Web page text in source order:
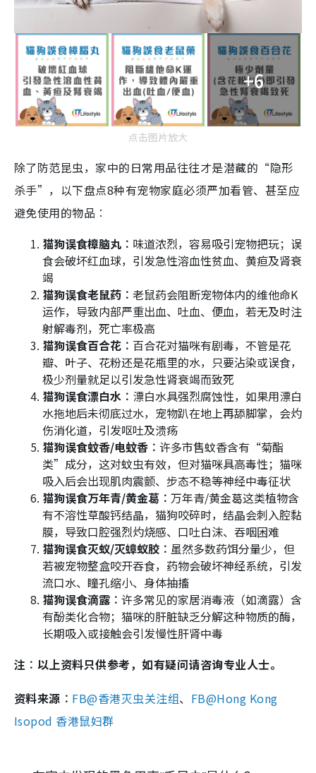
+6
点击图片放大
除了防范昆虫，家中的日常用品往往才是潜藏的“隐形
杀手”，以下盘点8种有宠物家庭必须严加看管、甚至应
避免使用的物品︰
猫狗误食樟脑丸︰ 味道浓烈，容易吸引宠物把玩；误
食会破坏红血球，引发急性溶血性贫血、黄疸及肾衰
竭
猫狗误食老鼠药︰ 老鼠药会阻断宠物体内的维他命K
运作，导致内部严重出血、吐血、便血，若无及时注
射解毒剂，死亡率极高
猫狗误食百合花︰ 百合花对猫咪有剧毒，不管是花
瓣、叶子、花粉还是花瓶里的水，只要沾染或误食，
极少剂量就足以引发急性肾衰竭而致死
猫狗误食漂白水︰ 漂白水具强烈腐蚀性，如果用漂白
水拖地后未彻底过水，宠物趴在地上再舔脚掌，会灼
伤消化道，引发呕吐及溃疡
猫狗误食蚊香/电蚊香︰ 许多市售蚊香含有“菊酯
类”成分，这对蚊虫有效，但对猫咪具高毒性；猫咪
吸入后会出现肌肉震颤、步态不稳等神经中毒征状
猫狗误食万年青/黄金葛︰ 万年青/黄金葛这类植物含
有不溶性草酸钙结晶，猫狗咬碎时，结晶会刺入腔黏
膜，导致口腔强烈灼烧感、口吐白沫、吞咽困难
猫狗误食灭蚁/灭蟑蚁胶︰ 虽然多数药饵分量少，但
若被宠物整盒咬开吞食，药物会破坏神经系统，引发
流口水、瞳孔缩小、身体抽搐
猫狗误食滴露︰ 许多常见的家居消毒液（如滴露）含
有酚类化合物；猫咪的肝脏缺乏分解这种物质的酶，
长期吸入或接触会引发慢性肝肾中毒
注︰以上资料只供参考，如有疑问请咨询专业人士。
资料来源︰ FB@香港灭虫关注组、 FB@Hong Kong
Isopod 香港鼠妇群